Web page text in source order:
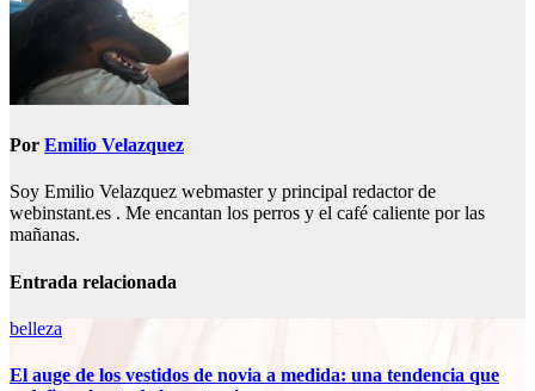
Por Emilio Velazquez
Soy Emilio Velazquez webmaster y principal redactor de
webinstant.es . Me encantan los perros y el café caliente por las
mañanas.
Entrada relacionada
belleza
El auge de los vestidos de novia a medida: una tendencia que